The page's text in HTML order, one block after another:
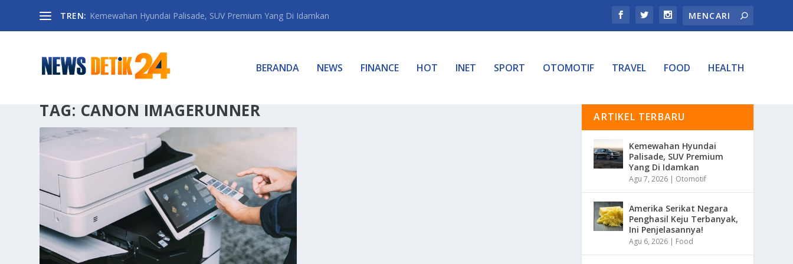
TREN: Kemewahan Hyundai Palisade, SUV Premium Yang Di Idamkan
BERANDA NEWS FINANCE HOT INET SPORT OTOMOTIF TRAVEL FOOD HEALTH
TAG: CANON IMAGERUNNER ARTIKEL TERBARU
Kemewahan Hyundai
Palisade, SUV Premium
Yang Di Idamkan
Agu 7, 2026 | Otomotif
Amerika Serikat Negara
Penghasil Keju Terbanyak,
Ini Penjelasannya!
Agu 6, 2026 | Food